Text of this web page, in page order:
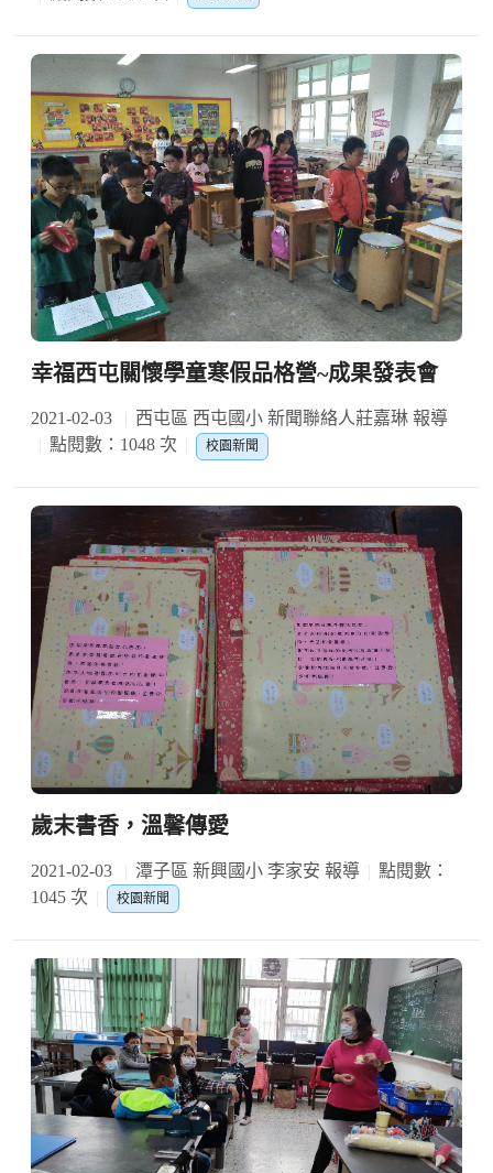
幸福西屯關懷學童寒假品格營~成果發表會
2021-02-03
西屯區 西屯國小 新聞聯絡人莊嘉琳 報導
點閱數：1048 次
校園新聞
歲末書香，溫馨傳愛
2021-02-03 潭子區 新興國小 李家安 報導
點閱數：
1045 次
校園新聞